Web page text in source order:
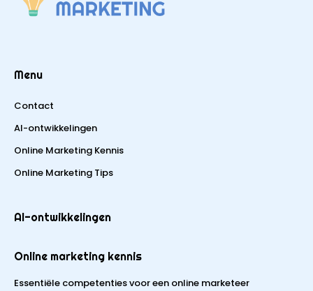
Menu
Contact
AI-ontwikkelingen
Online Marketing Kennis
Online Marketing Tips
AI-ontwikkelingen
Online marketing kennis
Essentiële competenties voor een online marketeer